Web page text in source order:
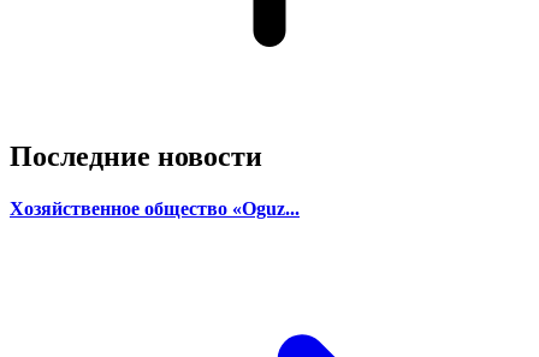
Последние новости
Хозяйственное общество «Oguz...